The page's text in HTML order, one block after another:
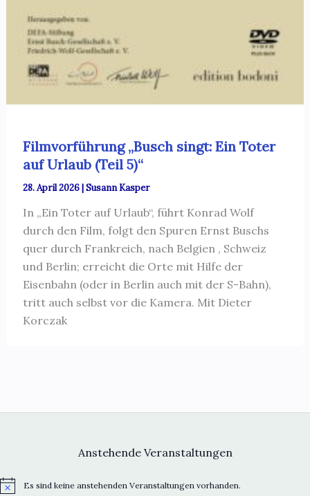
Filmvorführung „Busch singt: Ein Toter
auf Urlaub (Teil 5)“
28. April 2026|Susann Kasper
In „Ein Toter auf Urlaub“, führt Konrad Wolf
durch den Film, folgt den Spuren Ernst Buschs
quer durch Frankreich, nach Belgien , Schweiz
und Berlin; erreicht die Orte mit Hilfe der
Eisenbahn (oder in Berlin auch mit der S-Bahn),
tritt auch selbst vor die Kamera. Mit Dieter
Korczak
Anstehende Veranstaltungen
H
Es sind keine anstehenden Veranstaltungen vorhanden.